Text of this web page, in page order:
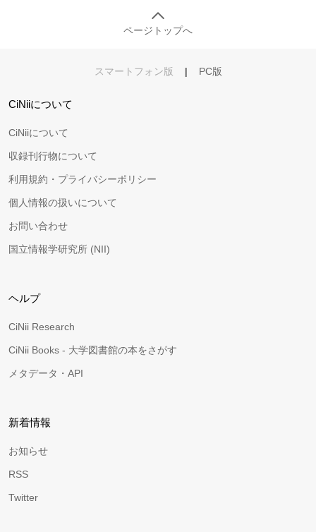
ページトップへ
スマートフォン版 | PC版
CiNiiについて
CiNiiについて
収録刊行物について
利用規約・プライバシーポリシー
個人情報の扱いについて
お問い合わせ
国立情報学研究所 (NII)
ヘルプ
CiNii Research
CiNii Books - 大学図書館の本をさがす
メタデータ・API
新着情報
お知らせ
RSS
Twitter